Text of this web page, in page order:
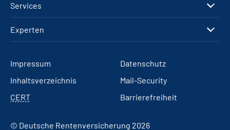
Services
Experten
Impressum
Datenschutz
Inhaltsverzeichnis
Mail-Security
CERT
Barrierefreiheit
© Deutsche Rentenversicherung 2026